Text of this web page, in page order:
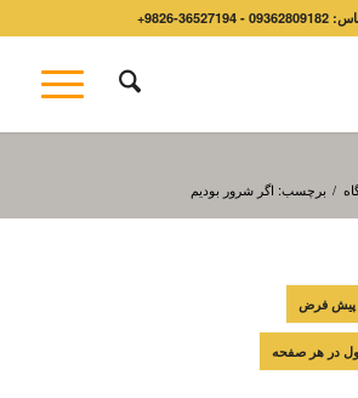
9826+
/ برچسب: اگر شرور بوديم
پیش فرض